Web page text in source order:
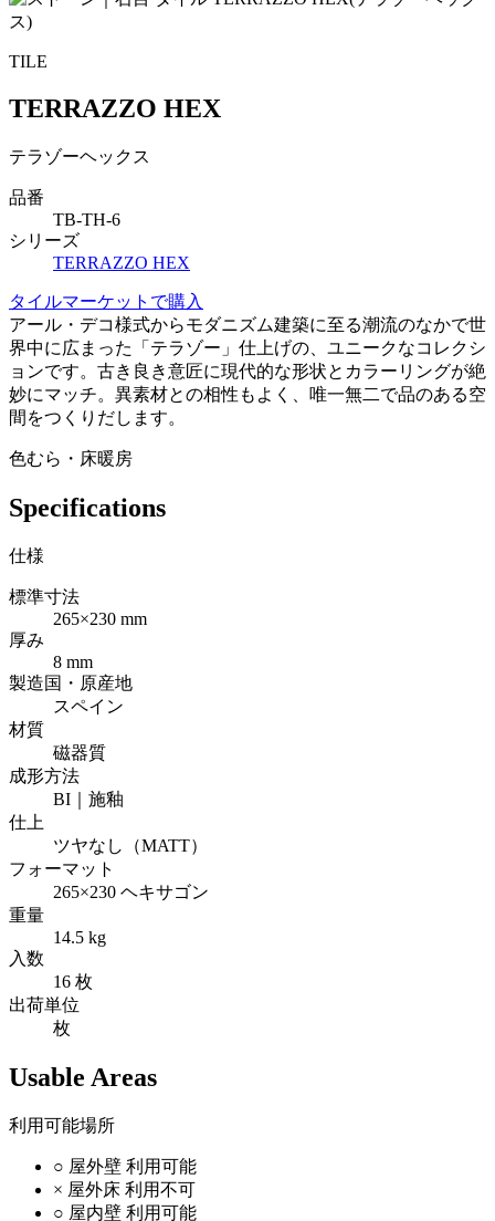
TILE
TERRAZZO HEX
テラゾーヘックス
品番
TB-TH-6
シリーズ
TERRAZZO HEX
タイルマーケットで購入
アール・デコ様式からモダニズム建築に至る潮流のなかで世
界中に広まった「テラゾー」仕上げの、ユニークなコレクシ
ョンです。古き良き意匠に現代的な形状とカラーリングが絶
妙にマッチ。異素材との相性もよく、唯一無二で品のある空
間をつくりだします。
色むら・床暖房
Specifications
仕様
標準寸法
265×230 mm
厚み
8 mm
製造国・原産地
スペイン
材質
磁器質
成形方法
BI｜施釉
仕上
ツヤなし（MATT）
フォーマット
265×230 ヘキサゴン
重量
14.5 kg
入数
16 枚
出荷単位
枚
Usable Areas
利用可能場所
○ 屋外壁 利用可能
× 屋外床 利用不可
○ 屋内壁 利用可能